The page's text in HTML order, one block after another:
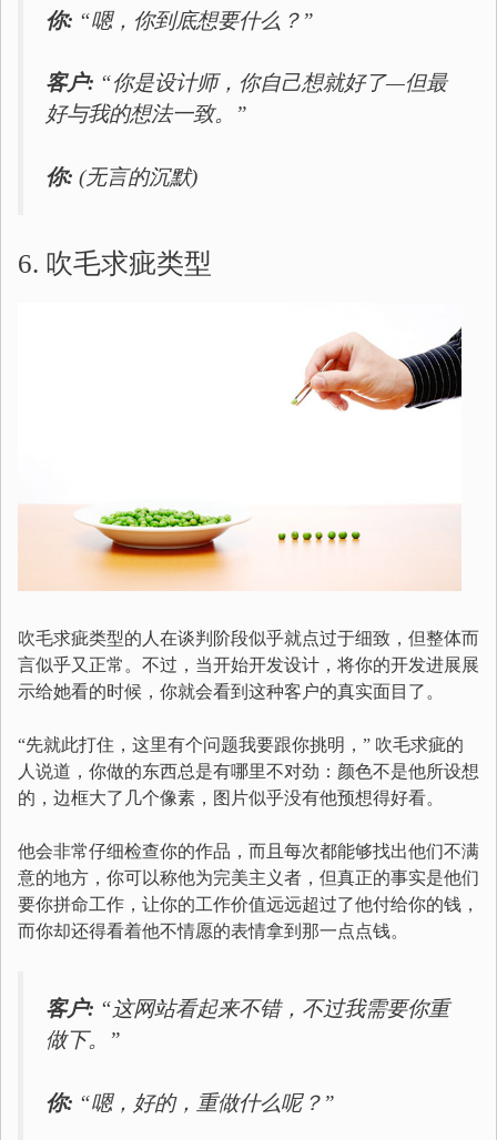
你: “嗯，你到底想要什么？”
客户: “你是设计师，你自己想就好了—但最
好与我的想法一致。”
你: (无言的沉默)
6. 吹毛求疵类型
吹毛求疵类型的人在谈判阶段似乎就点过于细致，但整体而
言似乎又正常。不过，当开始开发设计，将你的开发进展展
示给她看的时候，你就会看到这种客户的真实面目了。
“先就此打住，这里有个问题我要跟你挑明，” 吹毛求疵的
人说道，你做的东西总是有哪里不对劲：颜色不是他所设想
的，边框大了几个像素，图片似乎没有他预想得好看。
他会非常仔细检查你的作品，而且每次都能够找出他们不满
意的地方，你可以称他为完美主义者，但真正的事实是他们
要你拼命工作，让你的工作价值远远超过了他付给你的钱，
而你却还得看着他不情愿的表情拿到那一点点钱。
客户: “这网站看起来不错，不过我需要你重
做下。”
你: “嗯，好的，重做什么呢？”